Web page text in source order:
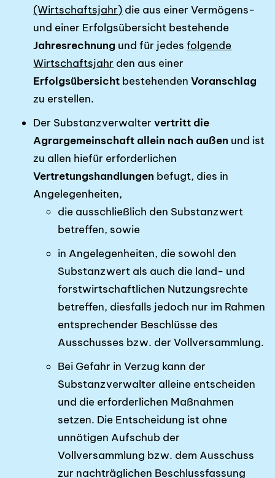
(Wirtschaftsjahr) die aus einer Vermögens-
und einer Erfolgsübersicht bestehende
Jahresrechnung und für jedesfolgende
Wirtschaftsjahr den aus einer
Erfolgsübersicht bestehendenVoranschlag
zu erstellen.
Der Substanzverwaltervertritt die
Agrargemeinschaft allein nach außen und ist
zu allen hiefür erforderlichen
Vertretungshandlungen befugt, dies in
Angelegenheiten,
die ausschließlich den Substanzwert
betreffen, sowie
in Angelegenheiten, die sowohl den
Substanzwert als auch die land- und
forstwirtschaftlichen Nutzungsrechte
betreffen, diesfalls jedoch nur im Rahmen
entsprechender Beschlüsse des
Ausschusses bzw. der Vollversammlung.
Bei Gefahr in Verzug kann der
Substanzverwalter alleine entscheiden
und die erforderlichen Maßnahmen
setzen. Die Entscheidung ist ohne
unnötigen Aufschub der
Vollversammlung bzw. dem Ausschuss
zur nachträglichen Beschlussfassung